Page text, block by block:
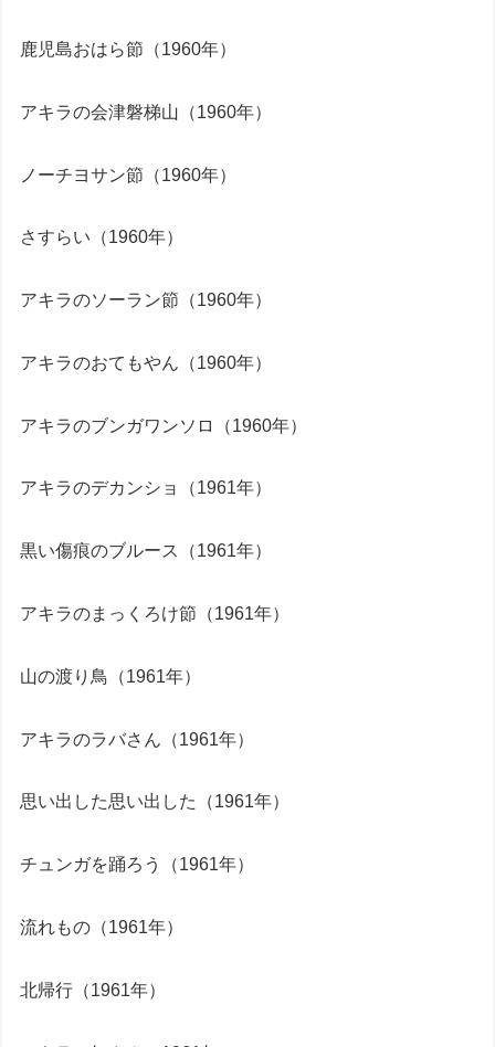
鹿児島おはら節（1960年）
アキラの会津磐梯山（1960年）
ノーチヨサン節（1960年）
さすらい（1960年）
アキラのソーラン節（1960年）
アキラのおてもやん（1960年）
アキラのブンガワンソロ（1960年）
アキラのデカンショ（1961年）
黒い傷痕のブルース（1961年）
アキラのまっくろけ節（1961年）
山の渡り鳥（1961年）
アキラのラバさん（1961年）
思い出した思い出した（1961年）
チュンガを踊ろう（1961年）
流れもの（1961年）
北帰行（1961年）